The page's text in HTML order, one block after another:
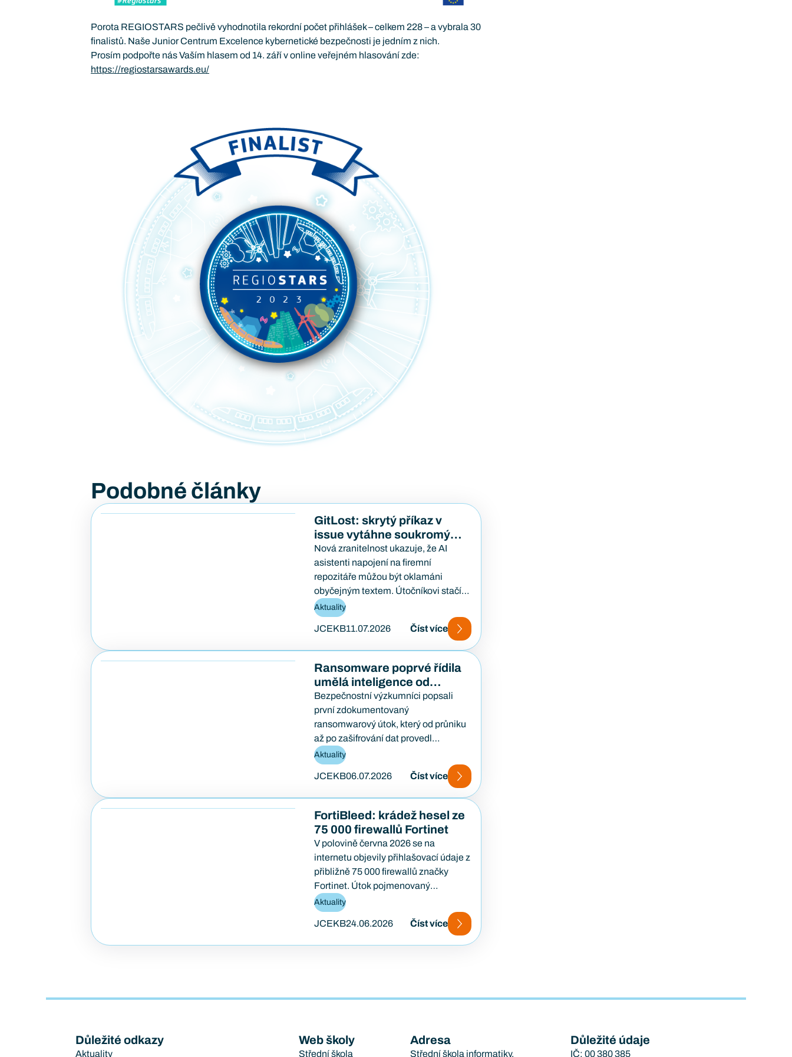
Porota REGIOSTARS pečlivě vyhodnotila rekordní počet přihlášek – celkem 228 – a vybrala 30
finalistů. Naše Junior Centrum Excelence kybernetické bezpečnosti je jedním z nich.
Prosím podpořte nás Vaším hlasem od 14. září v online veřejném hlasování zde:
https://regiostarsawards.eu/
Podobné články
GitLost: skrytý příkaz v
issue vytáhne soukromý
kód
Nová zranitelnost ukazuje, že AI
asistenti napojení na firemní
repozitáře můžou být oklamáni
obyčejným textem. Útočníkovi stačí
založit veřejný požadavek na opravu
a počkat, až…
Aktuality
JCEKB11.07.2026 Číst více
Ransomware poprvé řídila
umělá inteligence od
začátku do konce
Bezpečnostní výzkumníci popsali
první zdokumentovaný
ransomwarový útok, který od průniku
až po zašifrování dat provedl
samostatně AI agent — bez lidského
útočníka u klávesnice. Případ…
Aktuality
JCEKB06.07.2026 Číst více
FortiBleed: krádež hesel ze
75 000 firewallů Fortinet
V polovině června 2026 se na
internetu objevily přihlašovací údaje z
přibližně 75 000 firewallů značky
Fortinet. Útok pojmenovaný
FortiBleed ukázal, jak se i
bezpečnostní…
Aktuality
JCEKB24.06.2026 Číst více
Důležité odkazy
Aktuality
Web školy
Střední škola
Adresa
Střední škola informatiky,
Důležité údaje
IČ: 00 380 385